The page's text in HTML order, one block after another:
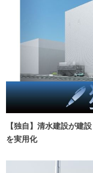
【独自】清水建設が建
を実用化